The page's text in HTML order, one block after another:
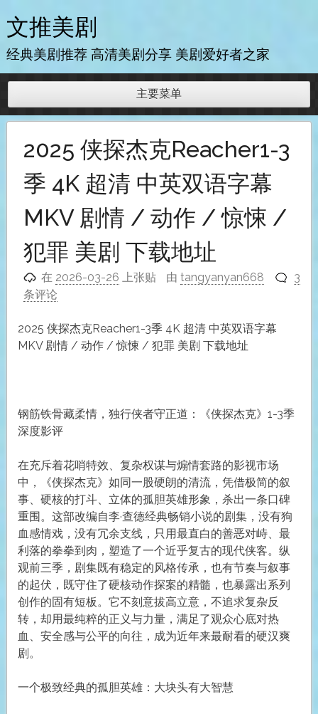
至
内
文推美剧
经典美剧推荐 高清美剧分享 美剧爱好者之家
主要菜单
2025 侠探杰克Reacher1-3
季 4K 超清 中英双语字幕
MKV 剧情 / 动作 / 惊悚 /
犯罪 美剧 下载地址
在 2026-03-26 上张贴 由tangyanyan668
3
条评论
2025 侠探杰克Reacher1-3季 4K 超清 中英双语字幕
MKV 剧情 / 动作 / 惊悚 / 犯罪 美剧 下载地址
钢筋铁骨藏柔情，独行侠者守正道：《侠探杰克》1-3季
深度影评
在充斥着花哨特效、复杂权谋与煽情套路的影视市场
中，《侠探杰克》如同一股硬朗的清流，凭借极简的叙
事、硬核的打斗、立体的孤胆英雄形象，杀出一条口碑
重围。这部改编自李·查德经典畅销小说的剧集，没有狗
血感情戏，没有冗余支线，只用最直白的善恶对峙、最
利落的拳拳到肉，塑造了一个近乎复古的现代侠客。纵
观前三季，剧集既有稳定的风格传承，也有节奏与叙事
的起伏，既守住了硬核动作探案的精髓，也暴露出系列
创作的固有短板。它不刻意拔高立意，不追求复杂反
转，却用最纯粹的正义与力量，满足了观众心底对热
血、安全感与公平的向往，成为近年来最耐看的硬汉爽
剧。
一个极致经典的孤胆英雄：大块头有大智慧